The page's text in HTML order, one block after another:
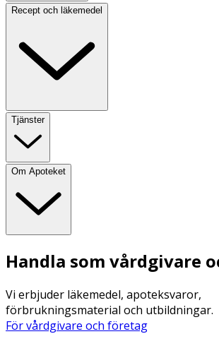
Recept och läkemedel
Tjänster
Om Apoteket
Handla som vårdgivare
Vi erbjuder läkemedel, apoteksvaror,
förbrukningsmaterial och utbildningar.
För vårdgivare och företag